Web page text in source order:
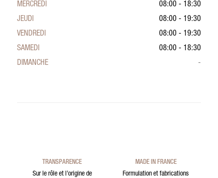
MERCREDI
08:00 - 18:30
JEUDI
08:00 - 19:30
VENDREDI
08:00 - 19:30
SAMEDI
08:00 - 18:30
DIMANCHE
-
TRANSPARENCE
Sur le rôle et l’origine de
MADE IN FRANCE
Formulation et fabrications